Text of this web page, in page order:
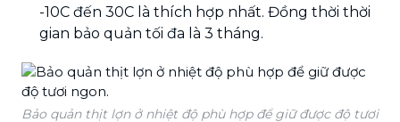
-10C đến 30C là thích hợp nhất. Đồng thời thời
gian bảo quản tối đa là 3 tháng.
Bảo quản thịt lợn ở nhiệt độ phù hợp để giữ được độ tươi